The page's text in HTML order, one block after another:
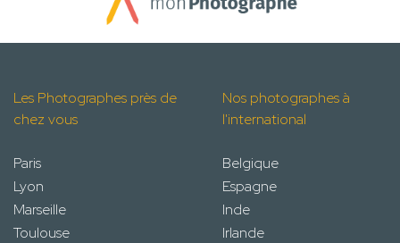
Les Photographes près de
chez vous
Paris
Lyon
Marseille
Toulouse
Nos photographes à
l'international
Belgique
Espagne
Inde
Irlande